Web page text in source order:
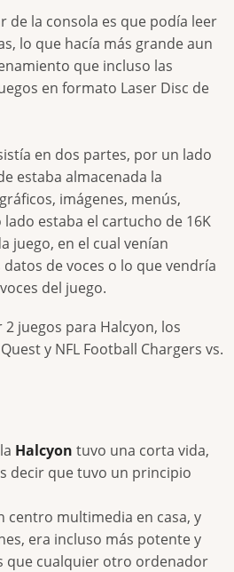
de la consola es que podía leer
lo que hacía más grande aun
que incluso las
en formato Laser Disc de
en dos partes, por un lado
estaba almacenada la
imágenes, menús,
estaba el cartucho de 16K
juego, en el cual venían
de voces o lo que vendría
del juego.
juegos para Halcyon, los
y NFL Football Chargers vs.
Halcyon tuvo una corta vida,
decir que tuvo un principio
centro multimedia en casa, y
era incluso más potente y
que cualquier otro ordenador